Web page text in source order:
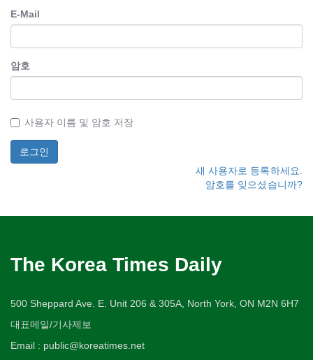
E-Mail
암호
사용자 이름 및 암호 저장
새 사용자로 등록하세요.
암호를 잊으셨습니까?
The Korea Times Daily
500 Sheppard Ave. E. Unit 206 & 305A, North York, ON M2N 6H7
대표메일/기사제보
Email : public@koreatimes.net